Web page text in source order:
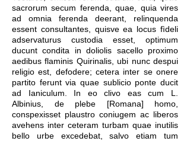
sacrorum secum ferenda, quae, quia vires
ad omnia ferenda deerant, relinquenda
essent consultantes, quisve ea locus fìdeli
adservaturus custodia esset, optimum
ducunt condita in doliolis sacello proximo
aedibus flaminis Quirinalis, ubi nunc despui
religio est, defodere; cetera inter se onere
partito ferunt via quae sublicio ponte ducit
ad Ianiculum. In eo clivo eas cum L.
Albinius, de plebe [Romana] homo,
conspexisset plaustro coniugem ac liberos
avehens inter ceteram turbam quae inutilis
bello urbe excedebat, salvo etiam tum